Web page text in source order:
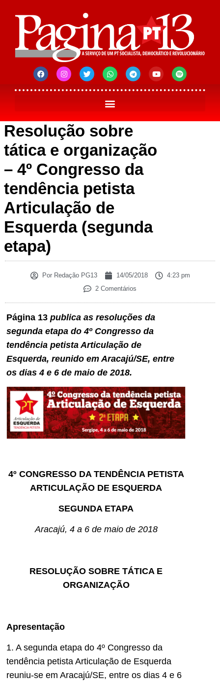
Resolução sobre
tática e organização
– 4º Congresso da
tendência petista
Articulação de
Esquerda (segunda
etapa)
PorRedação PG13 14/05/2018
4:23 pm
2 Comentários
Página 13 publica as resoluções da
segunda etapa do 4º Congresso da
tendência petista Articulação de
Esquerda, reunido em Aracajú/SE, entre
os dias 4 e 6 de maio de 2018.
4º CONGRESSO DA TENDÊNCIA PETISTA
ARTICULAÇÃO DE ESQUERDA
SEGUNDA ETAPA
Aracajú, 4 a 6 de maio de 2018
RESOLUÇÃO SOBRE TÁTICA E
ORGANIZAÇÃO
Apresentação
1. A segunda etapa do 4º Congresso da
tendência petista Articulação de Esquerda
reuniu-se em Aracajú/SE, entre os dias 4 e 6